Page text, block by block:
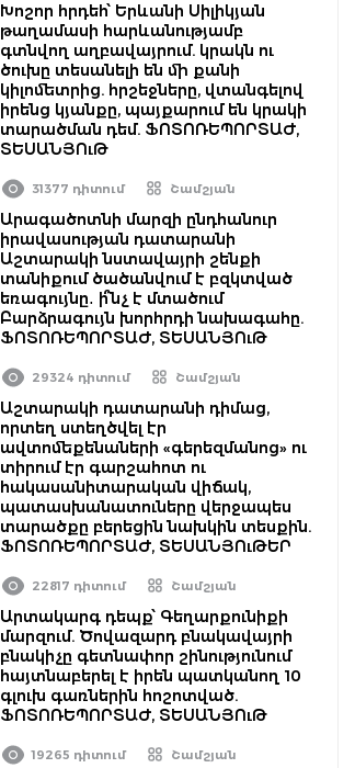
Խոշոր հրդեհ՝ Երևանի Սիլիկյան
թաղամասի հարևանությամբ
գտնվող աղբավայրում. կրակն ու
ծուխը տեսանելի են մի քանի
կիլոմետրից. հրշեջները, վտանգելով
իրենց կյանքը, պայքարում են կրակի
տարածման դեմ. ՖՈՏՈՌԵՊՈՐՏԱԺ,
ՏԵՍԱՆՅՈւԹ
31377 դիտում Շամշյան
Արագածոտնի մարզի ընդհանուր
իրավասության դատարանի
Աշտարակի նստավայրի շենքի
տանիքում ծածանվում է բզկտված
եռագույնը․ ի՞նչ է մտածում
Բարձրագույն խորհրդի նախագահը.
ՖՈՏՈՌԵՊՈՐՏԱԺ, ՏԵՍԱՆՅՈւԹ
29324 դիտում Շամշյան
Աշտարակի դատարանի դիմաց,
որտեղ ստեղծվել էր
ավտոմեքենաների «գերեզմանոց» ու
տիրում էր գարշահոտ ու
հակասանիտարական վիճակ,
պատասխանատուները վերջապես
տարածքը բերեցին նախկին տեսքին.
ՖՈՏՈՌԵՊՈՐՏԱԺ, ՏԵՍԱՆՅՈւԹԵՐ
22817 դիտում Շամշյան
Արտակարգ դեպք՝ Գեղարքունիքի
մարզում. Ծովազարդ բնակավայրի
բնակիչը գետնափոր շինությունում
հայտնաբերել է իրեն պատկանող 10
գլուխ գառներին հոշոտված.
ՖՈՏՈՌԵՊՈՐՏԱԺ, ՏԵՍԱՆՅՈւԹ
19265 դիտում Շամշյան